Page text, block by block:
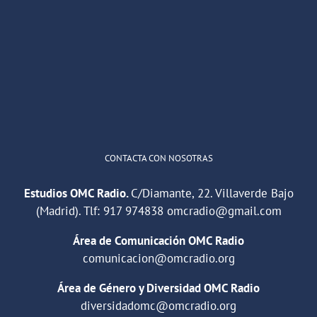
CONTACTA CON NOSOTRAS
Estudios OMC Radio.C/Diamante, 22. Villaverde Bajo
(Madrid). Tlf: 917 974838 omcradio@gmail.com
Área de Comunicación OMC Radio
comunicacion@omcradio.org
Área de Género y Diversidad OMC Radio
diversidadomc@omcradio.org